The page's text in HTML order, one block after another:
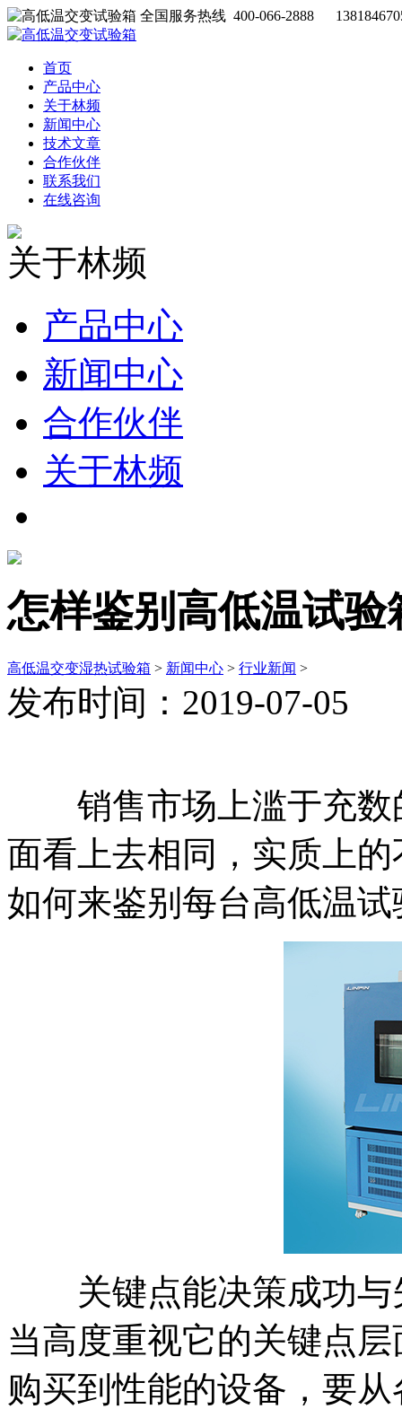
全国服务热线 400-066-2888
首页
产品中心
关于林频
新闻中心
技术文章
合作伙伴
联系我们
在线咨询
关于林频
产品中心
新闻中心
合作伙伴
关于林频
怎样鉴别高低温试验
高低温交变湿热试验箱 > 新闻中心 > 行业新闻 >
发布时间：2019-07-05
销售市场上滥于充数
面看上去相同，实质上
如何来鉴别每台高低温试
关键点能决策成功与
当高度重视它的关键点
购买到性能的设备，要